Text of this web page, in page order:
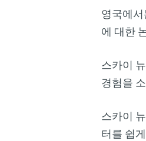
영국에
에 대한
스카이
경험을
스카이
터를 쉽